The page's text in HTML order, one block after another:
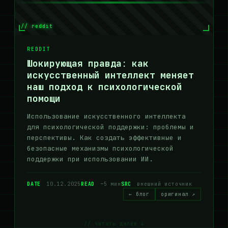
// reddit
REDDIT
Шокирующая правда: как
искусственный интеллект меняет
наш подход к психологической
помощи
Использование искусственного интеллекта
для психологической поддержки: проблемы и
перспективы. Как создать эффективные и
безопасные механизмы психологической
поддержки при использовании ИИ.
DATE 10.12.2025READ ~5 минSRC
внешний источник
← блог
оригинал ↗
// читать далее ↓